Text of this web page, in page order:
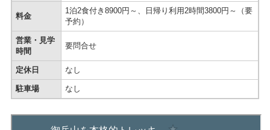
料金
1泊2食付き8900円～、日帰り利用2時間3800円～（要
予約）
営業・見学
時間
要問合せ
定休日 なし
駐車場 なし